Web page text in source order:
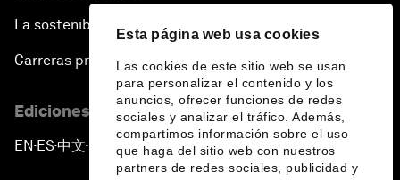
Esta página web usa cookies
Las cookies de este sitio web se usan
para personalizar el contenido y los
anuncios, ofrecer funciones de redes
sociales y analizar el tráfico. Además,
compartimos información sobre el uso
que haga del sitio web con nuestros
partners de redes sociales, publicidad y
La sostenibilidad en el Foro
Carreras profesionales
Ediciones en otros idiomas
EN ▪ES▪中文▪ 日本語